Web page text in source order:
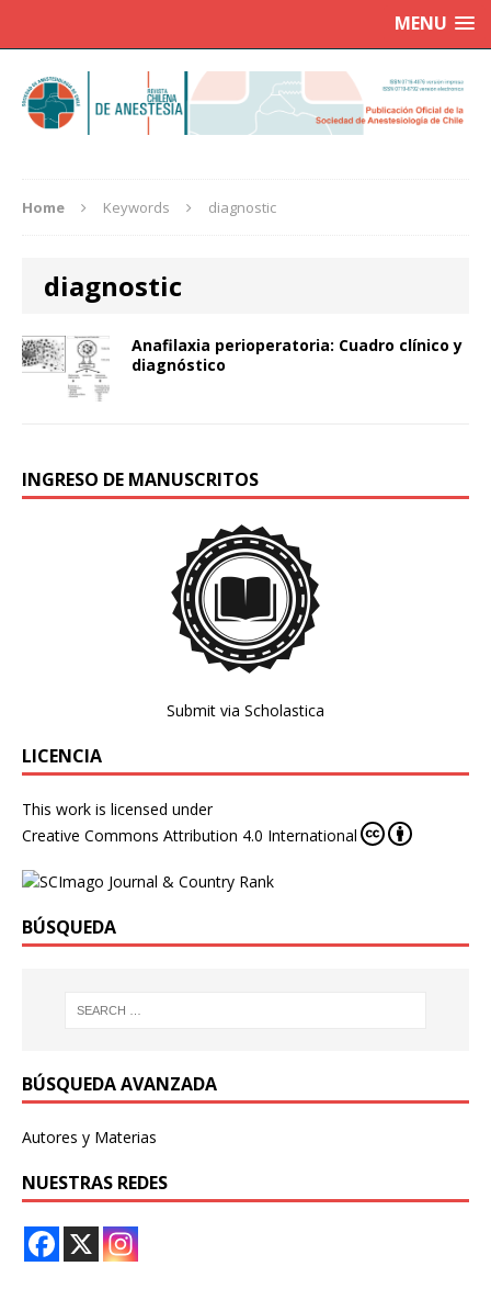
MENU
Home Keywords diagnostic
diagnostic
Anafilaxia perioperatoria: Cuadro clínico y
diagnóstico
INGRESO DE MANUSCRITOS
Submit via Scholastica
LICENCIA
This work is licensed under
Creative Commons Attribution 4.0 International
BÚSQUEDA
BÚSQUEDA AVANZADA
Autores y Materias
NUESTRAS REDES